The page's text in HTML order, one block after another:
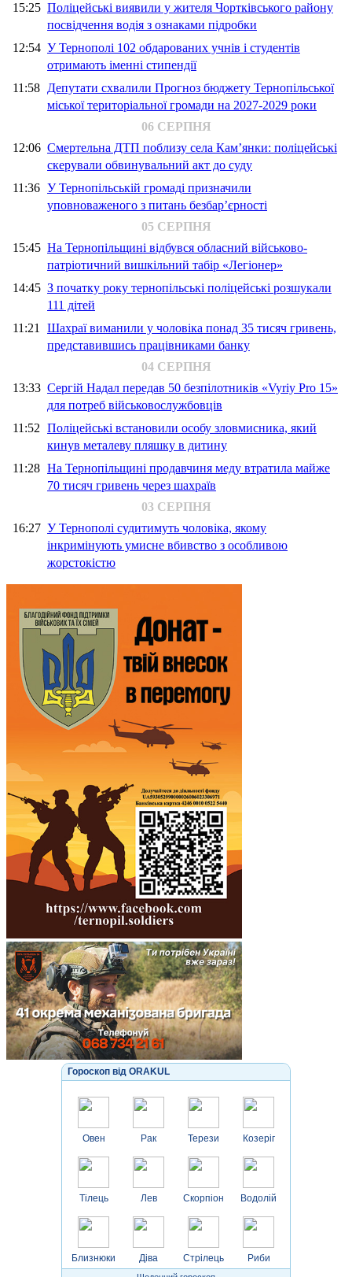
15:25 Поліцейські виявили у жителя Чортківського району
посвідчення водія з ознаками підробки
12:54 У Тернополі 102 обдарованих учнів і студентів
отримають іменні стипендії
11:58 Депутати схвалили Прогноз бюджету Тернопільської
міської територіальної громади на 2027-2029 роки
06 СЕРПНЯ
12:06 Смертельна ДТП поблизу села Кам’янки: поліцейські
скерували обвинувальний акт до суду
11:36 У Тернопільській громаді призначили
уповноваженого з питань безбар’єрності
05 СЕРПНЯ
15:45 На Тернопільщині відбувся обласний військово-
патріотичний вишкільний табір «Легіонер»
14:45 З початку року тернопільські поліцейські розшукали
111 дітей
11:21 Шахраї виманили у чоловіка понад 35 тисяч гривень,
представившись працівниками банку
04 СЕРПНЯ
13:33 Сергій Надал передав 50 безпілотників «Vyriy Pro 15»
для потреб військовослужбовців
11:52 Поліцейські встановили особу зловмисника, який
кинув металеву пляшку в дитину
11:28 На Тернопільщині продавчиня меду втратила майже
70 тисяч гривень через шахраїв
03 СЕРПНЯ
16:27 У Тернополі судитимуть чоловіка, якому
інкримінують умисне вбивство з особливою
жорстокістю
Гороскоп від ORAKUL
Овен
Тілець
Близнюки
Рак
Лев
Діва
Терези
Скорпіон
Стрілець
Козеріг
Водолій
Риби